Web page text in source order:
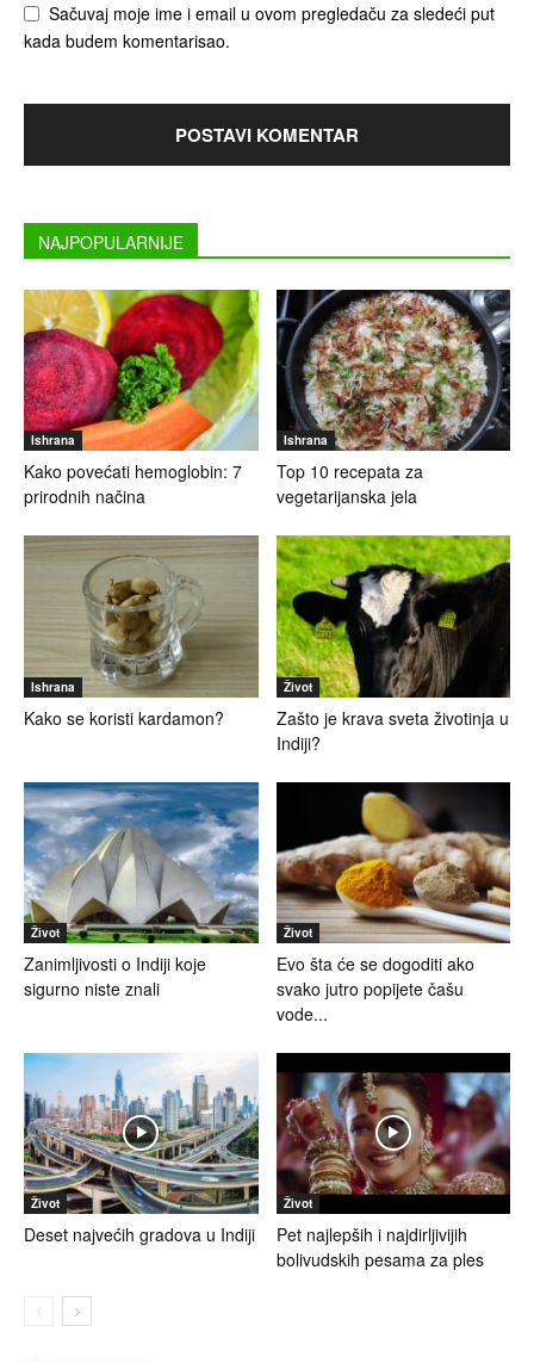
Sačuvaj moje ime i email u ovom pregledaču za sledeći put
kada budem komentarisao.
NAJPOPULARNIJE
Ishrana
Kako povećati hemoglobin: 7
prirodnih načina
Ishrana
Top 10 recepata za
vegetarijanska jela
Ishrana
Kako se koristi kardamon?
Život
Zašto je krava sveta životinja u
Indiji?
Život
Zanimljivosti o Indiji koje
sigurno niste znali
Život
Evo šta će se dogoditi ako
svako jutro popijete čašu
vode...
Život
Deset najvećih gradova u Indiji
Život
Pet najlepših i najdirljivijih
bolivudskih pesama za ples